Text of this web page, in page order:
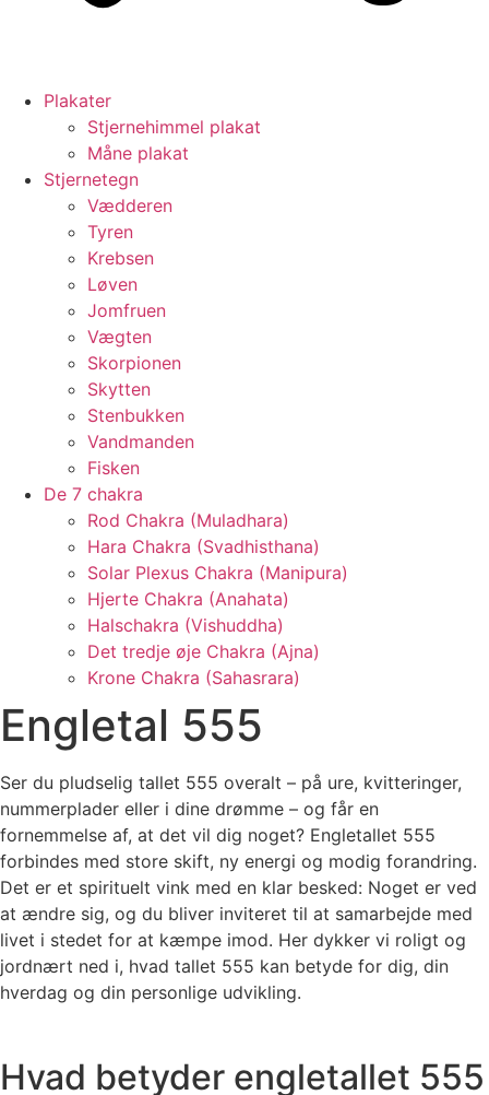
Plakater
Stjernehimmel plakat
Måne plakat
Stjernetegn
Vædderen
Tyren
Krebsen
Løven
Jomfruen
Vægten
Skorpionen
Skytten
Stenbukken
Vandmanden
Fisken
De 7 chakra
Rod Chakra (Muladhara)
Hara Chakra (Svadhisthana)
Solar Plexus Chakra (Manipura)
Hjerte Chakra (Anahata)
Halschakra (Vishuddha)
Det tredje øje Chakra (Ajna)
Krone Chakra (Sahasrara)
Engletal 555
Ser du pludselig tallet 555 overalt – på ure, kvitteringer,
nummerplader eller i dine drømme – og får en
fornemmelse af, at det vil dig noget? Engletallet 555
forbindes med store skift, ny energi og modig forandring.
Det er et spirituelt vink med en klar besked: Noget er ved
at ændre sig, og du bliver inviteret til at samarbejde med
livet i stedet for at kæmpe imod. Her dykker vi roligt og
jordnært ned i, hvad tallet 555 kan betyde for dig, din
hverdag og din personlige udvikling.
Hvad betyder engletallet 555